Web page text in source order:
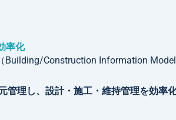
率化
Building/Construction Information
管理し、設計・施工・維持管理を効率